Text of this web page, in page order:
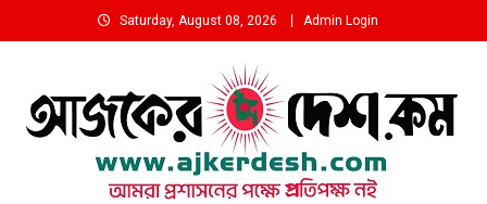
to
Saturday, August 08, 2026 Admin Login